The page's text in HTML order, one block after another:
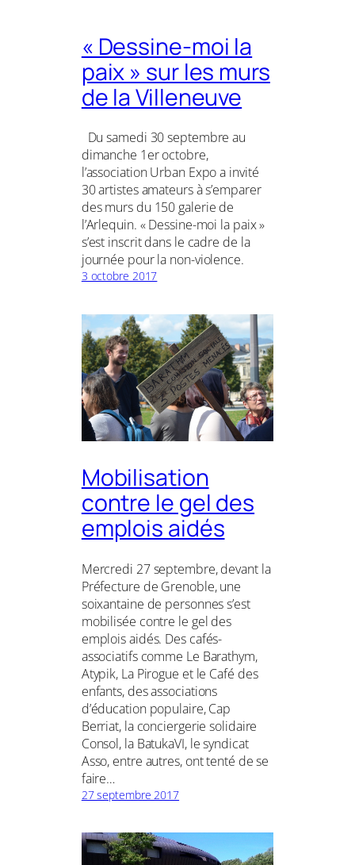
« Dessine-moi la
paix » sur les murs
de la Villeneuve
Du samedi 30 septembre au
dimanche 1er octobre,
l’association Urban Expo a invité
30 artistes amateurs à s’emparer
des murs du 150 galerie de
l’Arlequin. « Dessine-moi la paix »
s’est inscrit dans le cadre de la
journée pour la non-violence.
3 octobre 2017
Mobilisation
contre le gel des
emplois aidés
Mercredi 27 septembre, devant la
Préfecture de Grenoble, une
soixantaine de personnes s’est
mobilisée contre le gel des
emplois aidés. Des cafés-
associatifs comme Le Barathym,
Atypik, La Pirogue et le Café des
enfants, des associations
d’éducation populaire, Cap
Berriat, la conciergerie solidaire
Consol, la BatukaVI, le syndicat
Asso, entre autres, ont tenté de se
faire…
27 septembre 2017